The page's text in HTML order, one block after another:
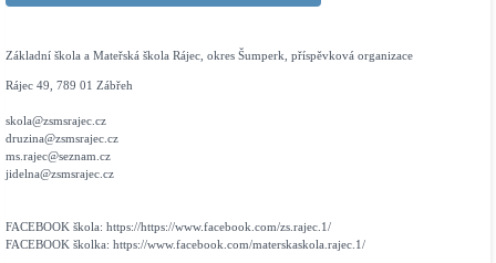
Základní škola a Mateřská škola Rájec, okres Šumperk, příspěvková organizace
Rájec 49, 789 01 Zábřeh
skola@zsmsrajec.cz
druzina@zsmsrajec.cz
ms.rajec@seznam.cz
jidelna@zsmsrajec.cz
FACEBOOK škola: https://https://www.facebook.com/zs.rajec.1/
FACEBOOK školka: https://www.facebook.com/materskaskola.rajec.1/